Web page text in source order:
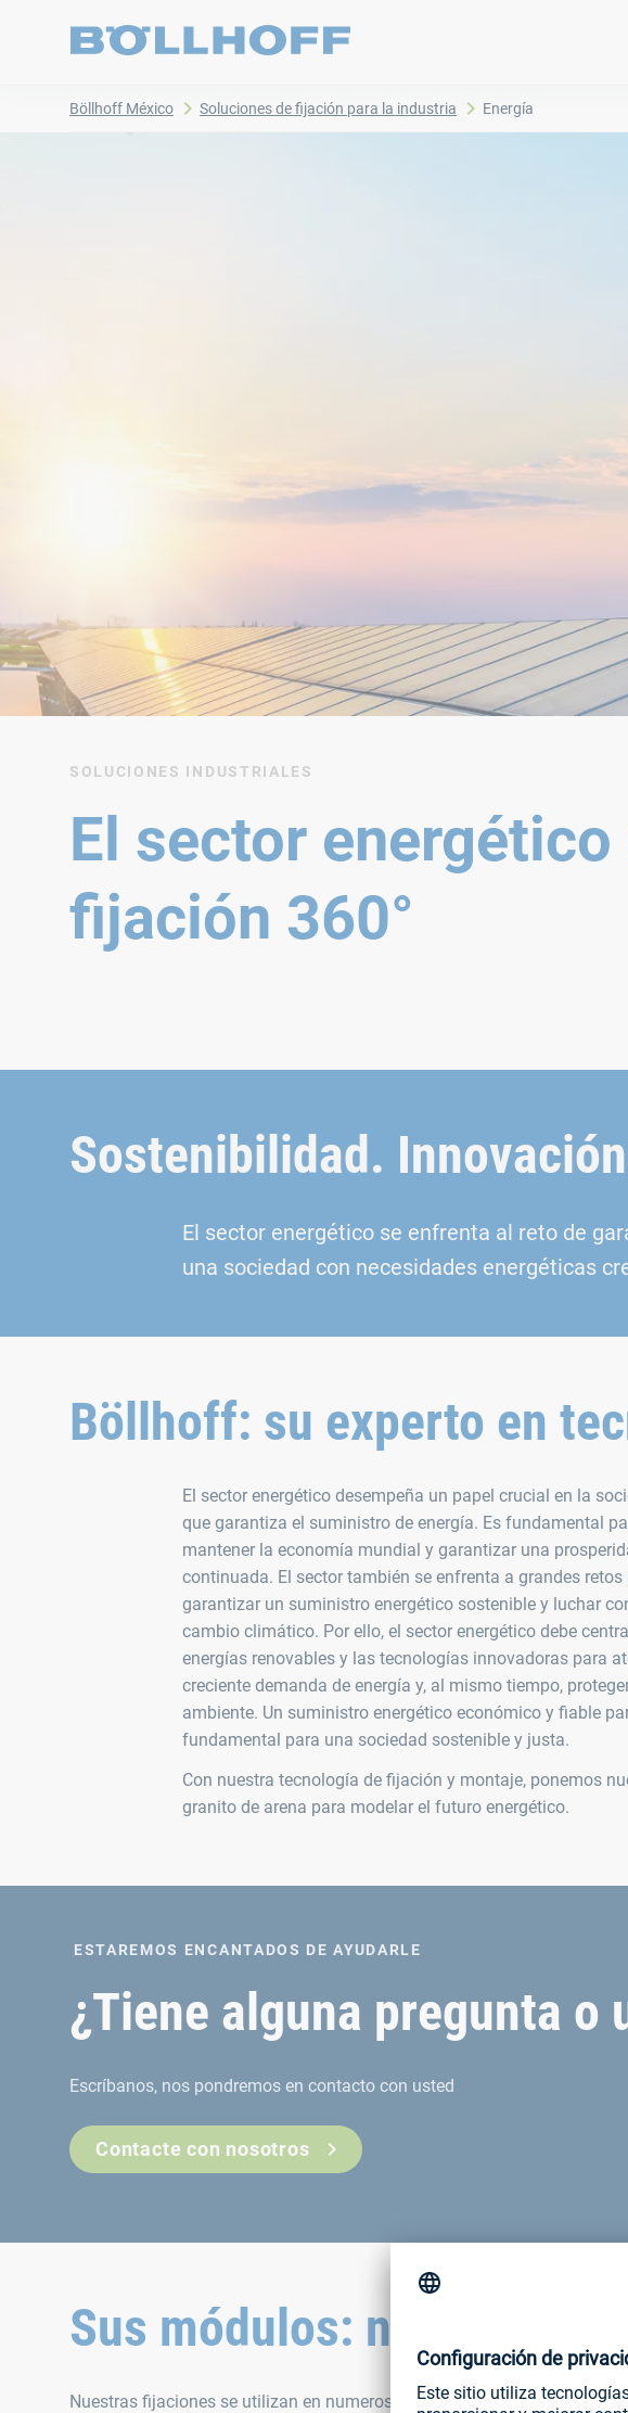
Böllhoff México Soluciones de fijación para la industria Energía
SOLUCIONES INDUSTRIALES
El sector
fijación 360°
Sostenibilidad.
El sector energético se enfrenta al reto de
una sociedad con necesidades energéticas
Böllhoff: su experto en
El sector energético desempeña un papel crucial en la
que garantiza el suministro de energía. Es fundamental
mantener la economía mundial y garantizar una
continuada. El sector también se enfrenta a grandes retos
garantizar un suministro energético sostenible y luchar
cambio climático. Por ello, el sector energético debe
energías renovables y las tecnologías innovadoras para
creciente demanda de energía y, al mismo tiempo,
ambiente. Un suministro energético económico y fiable
fundamental para una sociedad sostenible y justa.
Con nuestra tecnología de fijación y montaje, ponemos
granito de arena para modelar el futuro energético.
ESTAREMOS ENCANTADOS DE AYUDARLE
¿Tiene alguna pregunta o
Escríbanos, nos pondremos en contacto con usted
Contacte con nosotros
Sus módulos: nuestras
Nuestras fijaciones se utilizan en numerosas aplicaciones del sector